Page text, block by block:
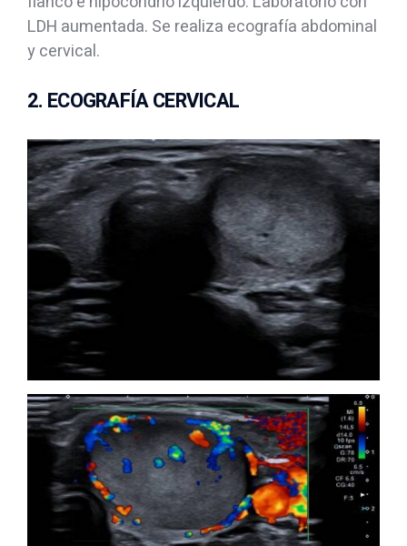
LDH aumentada. Se realiza ecografía abdominal
y cervical.
2. ECOGRAFÍA CERVICAL